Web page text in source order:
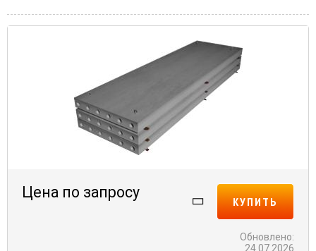
Цена по запросу
КУПИТЬ
Обновлено:
24.07.2026